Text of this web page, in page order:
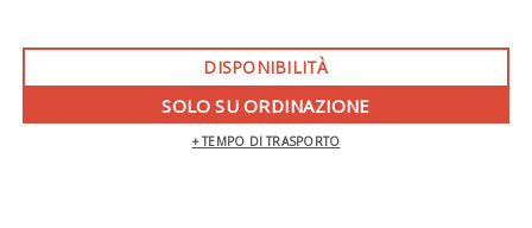
DISPONIBILITÀ
SOLO SU ORDINAZIONE
+ TEMPO DI TRASPORTO